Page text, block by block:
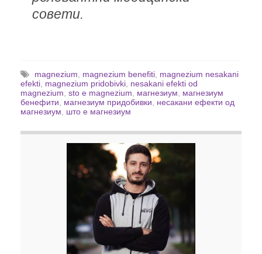
совети.
magnezium magnezium benefiti magnezium nesakani
efekti magnezium pridobivki nesakani efekti od
magnezium sto e magnezium магнезиум
магнезиум
бенефити
магнезиум придобивки
несакани ефекти од
магнезиум
што е магнезиум